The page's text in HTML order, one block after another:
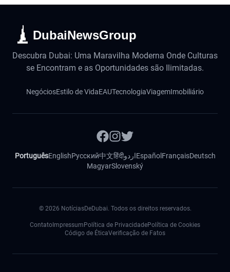
DubaiNewsGroup
Descubra Dubai: Uma Maravilha Moderna Onde Culturas
se Encontram e as Oportunidades são Ilimitadas.
NegóciosEstilo de VidaEAUTecnologiaViagemImobiliário
PortuguêsEnglishРусский中文हिंदीاردوEspañol FrançaisDeutsch
MagyarSlovenský
© 2026 NotíciasDeDubai. Todos os direitos reservados.
Contato Impressum Política de PrivacidadePolítica de Cookies
Código de ÉticaVerificação de Fatos